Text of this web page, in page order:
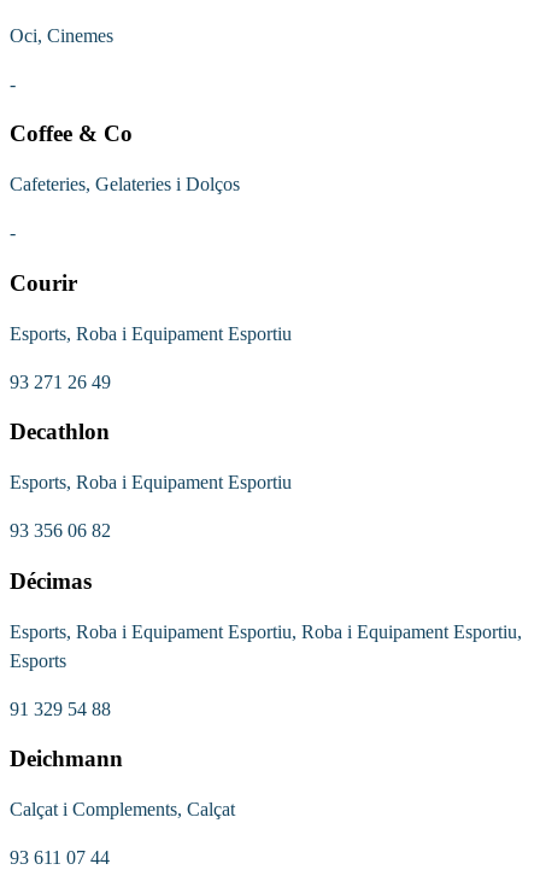
Oci, Cinemes
-
Coffee & Co
Cafeteries, Gelateries i Dolços
-
Courir
Esports, Roba i Equipament Esportiu
93 271 26 49
Decathlon
Esports, Roba i Equipament Esportiu
93 356 06 82
Décimas
Esports, Roba i Equipament Esportiu, Roba i Equipament Esportiu,
Esports
91 329 54 88
Deichmann
Calçat i Complements, Calçat
93 611 07 44